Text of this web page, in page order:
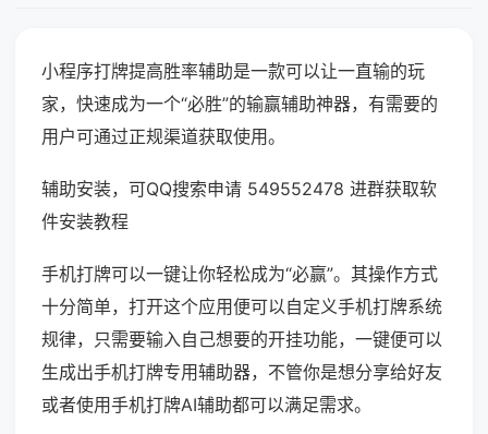
小程序打牌提高胜率辅助是一款可以让一直输的玩
家，快速成为一个“必胜”的输赢辅助神器，有需要的
用户可通过正规渠道获取使用。
辅助安装，可QQ搜索申请 549552478 进群获取软
件安装教程
手机打牌可以一键让你轻松成为“必赢”。其操作方式
十分简单，打开这个应用便可以自定义手机打牌系统
规律，只需要输入自己想要的开挂功能，一键便可以
生成出手机打牌专用辅助器，不管你是想分享给好友
或者使用手机打牌AI辅助都可以满足需求。